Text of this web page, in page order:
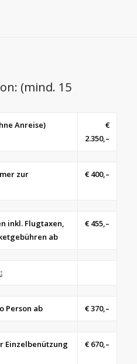
(mind. 15
Anreise)
€
2.350,–
zur
€ 400,–
inkl. Flugtaxen,
ab
€ 455,–
Person ab € 370,–
Einzelbenützung
€ 670,–